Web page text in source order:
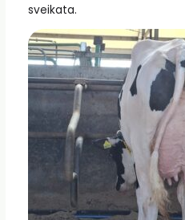
sveikata.